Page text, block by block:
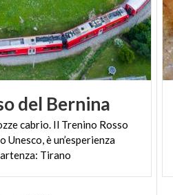
del Bernina
cabrio. Il Trenino Rosso
è un’esperienza
Tirano